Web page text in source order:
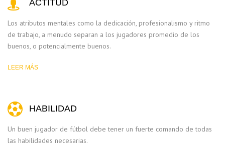
ACTITUD
Los atributos mentales como la dedicación, profesionalismo y ritmo
de trabajo, a menudo separan a los jugadores promedio de los
buenos, o potencialmente buenos.
LEER MÁS
HABILIDAD
Un buen jugador de fútbol debe tener un fuerte comando de todas
las habilidades necesarias.